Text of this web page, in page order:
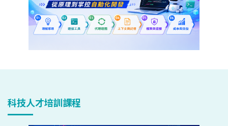
科技人才培訓課程